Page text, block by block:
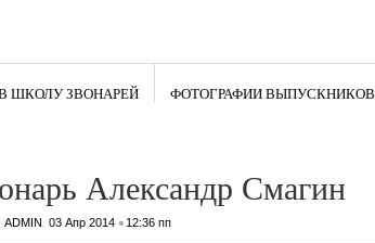
ШКОЛУ ЗВОНАРЕЙ ФОТОГРАФИИ ВЫПУСКНИКОВ
Александр Смагин
ADMIN, 03 Апр 2014• 12:36 пп